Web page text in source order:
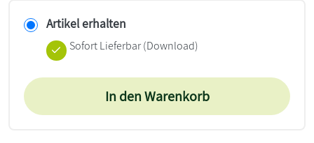
Artikel erhalten
Sofort Lieferbar (Download)
In den Warenkorb